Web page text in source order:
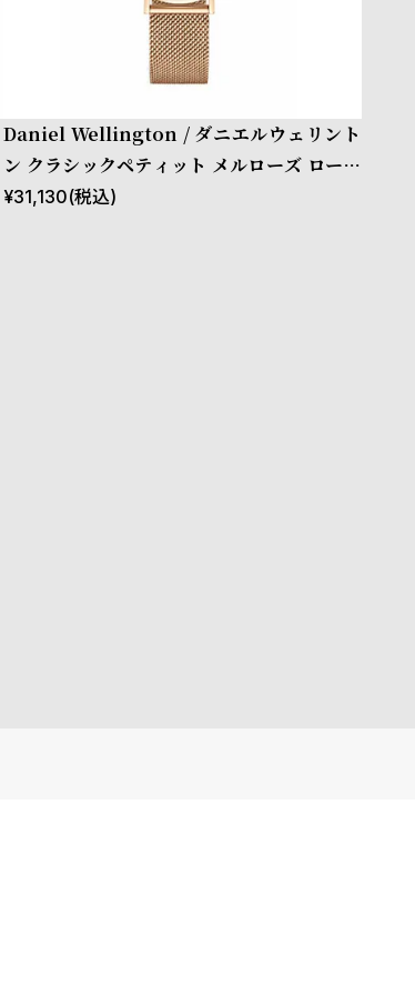
Daniel Wellington / ダニエルウェリント
ン クラシックペティット メルローズ ローズ
ゴールド 32mm
¥31,130(税込)